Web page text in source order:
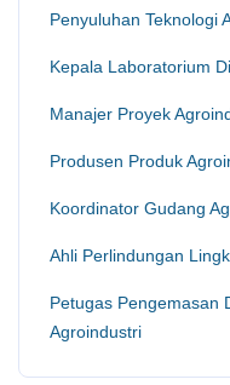
Penyuluhan Teknologi
Kepala Laboratorium
Manajer Proyek
Produsen Produk
Koordinator Gudang
Ahli Perlindungan
Petugas Pengemasan
Agroindustri